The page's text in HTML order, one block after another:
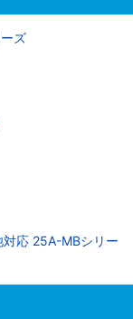
ズ
応 25A-MBシリー